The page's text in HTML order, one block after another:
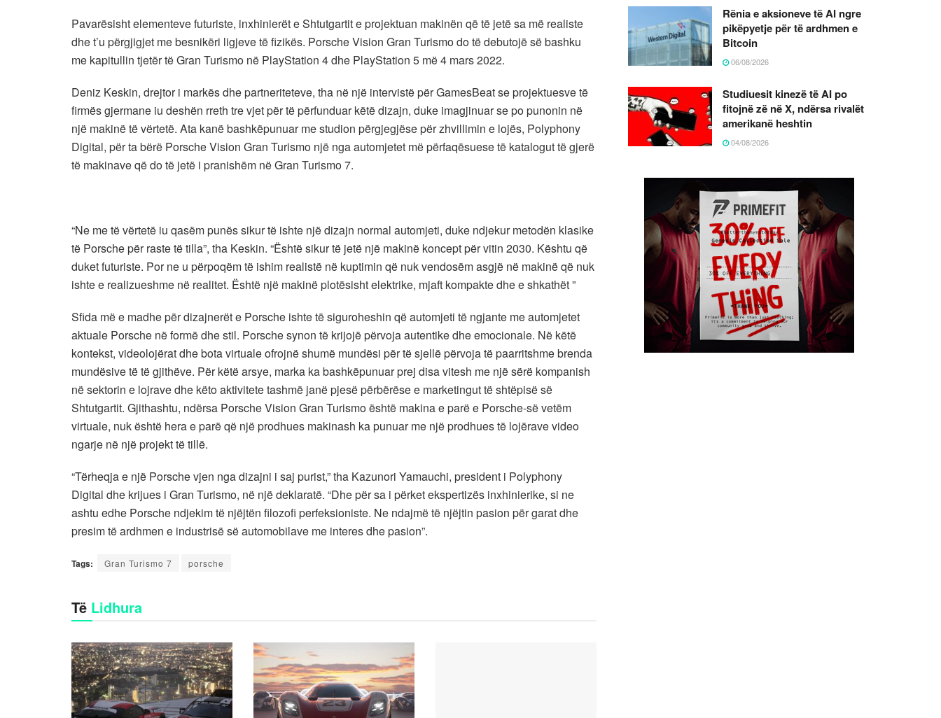
Pavarësisht elementeve futuriste, inxhinierët e Shtutgartit e projektuan makinën që të jetë sa më realiste
dhe t’u përgjigjet me besnikëri ligjeve të fizikës. Porsche Vision Gran Turismo do të debutojë së bashku
me kapitullin tjetër të Gran Turismo në PlayStation 4 dhe PlayStation 5 më 4 mars 2022.
Deniz Keskin, drejtor i markës dhe partneriteteve, tha në një intervistë për GamesBeat se projektuesve të
firmës gjermane iu deshën rreth tre vjet për të përfunduar këtë dizajn, duke imagjinuar se po punonin në
një makinë të vërtetë. Ata kanë bashkëpunuar me studion përgjegjëse për zhvillimin e lojës, Polyphony
Digital, për ta bërë Porsche Vision Gran Turismo një nga automjetet më përfaqësuese të katalogut të gjerë
të makinave që do të jetë i pranishëm në Gran Turismo 7.
“Ne me të vërtetë iu qasëm punës sikur të ishte një dizajn normal automjeti, duke ndjekur metodën klasike
të Porsche për raste të tilla”, tha Keskin. “Është sikur të jetë një makinë koncept për vitin 2030. Kështu që
duket futuriste. Por ne u përpoqëm të ishim realistë në kuptimin që nuk vendosëm asgjë në makinë që nuk
ishte e realizueshme në realitet. Është një makinë plotësisht elektrike, mjaft kompakte dhe e shkathët ”
Sfida më e madhe për dizajnerët e Porsche ishte të siguroheshin që automjeti të ngjante me automjetet
aktuale Porsche në formë dhe stil. Porsche synon të krijojë përvoja autentike dhe emocionale. Në këtë
kontekst, videolojërat dhe bota virtuale ofrojnë shumë mundësi për të sjellë përvoja të paarritshme brenda
mundësive të të gjithëve. Për këtë arsye, marka ka bashkëpunuar prej disa vitesh me një sërë kompanish
në sektorin e lojrave dhe këto aktivitete tashmë janë pjesë përbërëse e marketingut të shtëpisë së
Shtutgartit. Gjithashtu, ndërsa Porsche Vision Gran Turismo është makina e parë e Porsche-së vetëm
virtuale, nuk është hera e parë që një prodhues makinash ka punuar me një prodhues të lojërave video
ngarje në një projekt të tillë.
“Tërheqja e një Porsche vjen nga dizajni i saj purist,” tha Kazunori Yamauchi, president i Polyphony
Digital dhe krijues i Gran Turismo, në një deklaratë. “Dhe për sa i përket ekspertizës inxhinierike, si ne
ashtu edhe Porsche ndjekim të njëjtën filozofi perfeksioniste. Ne ndajmë të njëjtin pasion për garat dhe
presim të ardhmen e industrisë së automobilave me interes dhe pasion”.
Tags: Gran Turismo 7 porsche
Të Lidhura
Rënia e aksioneve të AI ngre
pikëpyetje për të ardhmen e
Bitcoin
06/08/2026
Studiuesit kinezë të AI po
fitojnë zë në X, ndërsa rivalët
amerikanë heshtin
04/08/2026